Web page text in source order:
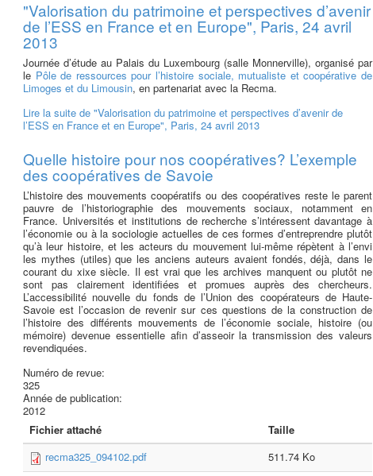
"Valorisation du patrimoine et perspectives d’avenir
de l’ESS en France et en Europe", Paris, 24 avril
2013
Journée d’étude au Palais du Luxembourg (salle Monnerville), organisé par
le Pôle de ressources pour l’histoire sociale, mutualiste et coopérative de
Limoges et du Limousin, en partenariat avec la Recma.
Lire la suite de "Valorisation du patrimoine et perspectives d’avenir de
l’ESS en France et en Europe", Paris, 24 avril 2013
Quelle histoire pour nos coopératives? L’exemple
des coopératives de Savoie
L’histoire des mouvements coopératifs ou des coopératives reste le parent
pauvre de l’historiographie des mouvements sociaux, notamment en
France. Universités et institutions de recherche s’intéressent davantage à
l’économie ou à la sociologie actuelles de ces formes d’entreprendre plutôt
qu’à leur histoire, et les acteurs du mouvement lui-même répètent à l’envi
les mythes (utiles) que les anciens auteurs avaient fondés, déjà, dans le
courant du xixe siècle. Il est vrai que les archives manquent ou plutôt ne
sont pas clairement identifiées et promues auprès des chercheurs.
L’accessibilité nouvelle du fonds de l’Union des coopérateurs de Haute-
Savoie est l’occasion de revenir sur ces questions de la construction de
l’histoire des différents mouvements de l’économie sociale, histoire (ou
mémoire) devenue essentielle afin d’asseoir la transmission des valeurs
revendiquées.
Numéro de revue:
325
Année de publication:
2012
Fichier attaché
Taille
recma325_094102.pdf
511.74 Ko